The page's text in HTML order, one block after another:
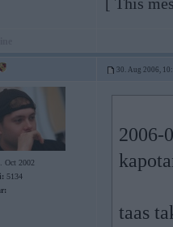
30. Aug 2006,
Oct 2002
5134
2006-
taas